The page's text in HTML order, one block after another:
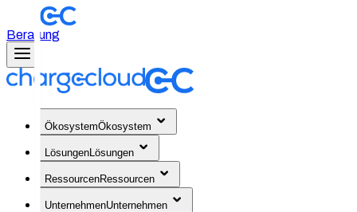
Beratung
ÖkosystemÖkosystem
LösungenLösungen
RessourcenRessourcen
UnternehmenUnternehmen